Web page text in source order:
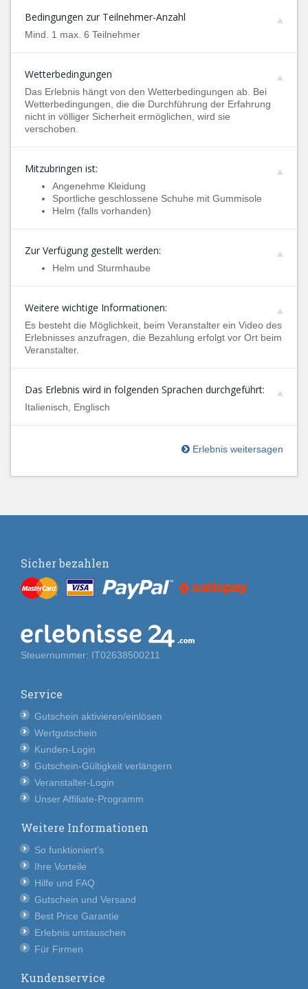
Bedingungen zur Teilnehmer-Anzahl
Mind. 1 max. 6 Teilnehmer
Wetterbedingungen
Das Erlebnis hängt von den Wetterbedingungen ab. Bei
Wetterbedingungen, die die Durchführung der Erfahrung
nicht in völliger Sicherheit ermöglichen, wird sie
verschoben.
Mitzubringen ist:
Angenehme Kleidung
Sportliche geschlossene Schuhe mit Gummisole
Helm (falls vorhanden)
Zur Verfügung gestellt werden:
Helm und Sturmhaube
Weitere wichtige Informationen:
Es besteht die Möglichkeit, beim Veranstalter ein Video des
Erlebnisses anzufragen, die Bezahlung erfolgt vor Ort beim
Veranstalter.
Das Erlebnis wird in folgenden Sprachen durchgeführt:
Italienisch, Englisch
Erlebnis weitersagen
Sicher bezahlen
Steuernummer: IT02638500211
Service
Gutschein aktivieren/einlösen
Wertgutschein
Kunden-Login
Gutschein-Gültigkeit verlängern
Veranstalter-Login
Unser Affiliate-Programm
Weitere Informationen
So funktioniert's
Ihre Vorteile
Hilfe und FAQ
Gutschein und Versand
Best Price Garantie
Erlebnis umtauschen
Für Firmen
Kundenservice